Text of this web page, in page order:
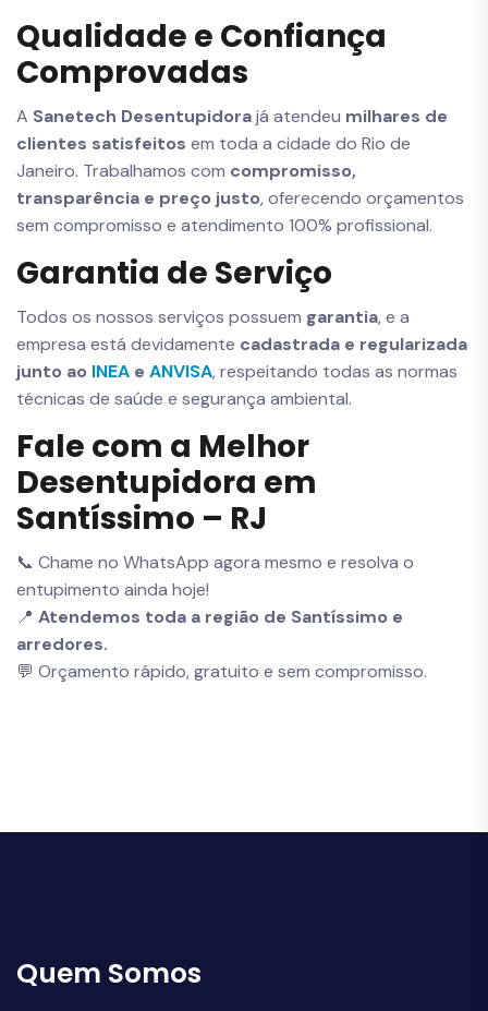
Qualidade e Confiança
Comprovadas
A Sanetech Desentupidorajá atendeu milhares de
clientes satisfeitos em toda a cidade do Rio de
Janeiro. Trabalhamos com compromisso,
transparência e preço justo, oferecendo orçamentos
sem compromisso e atendimento 100% profissional.
Garantia de Serviço
Todos os nossos serviços possuem garantia, e a
empresa está devidamente cadastrada e regularizada
junto ao INEA e ANVISA, respeitando todas as normas
técnicas de saúde e segurança ambiental.
Fale com a Melhor
Desentupidora em
Santíssimo – RJ
📞 Chame no WhatsApp agora mesmo e resolva o
entupimento ainda hoje!
📍 Atendemos toda a região de Santíssimo e
arredores.
💬 Orçamento rápido, gratuito e sem compromisso.
Quem Somos